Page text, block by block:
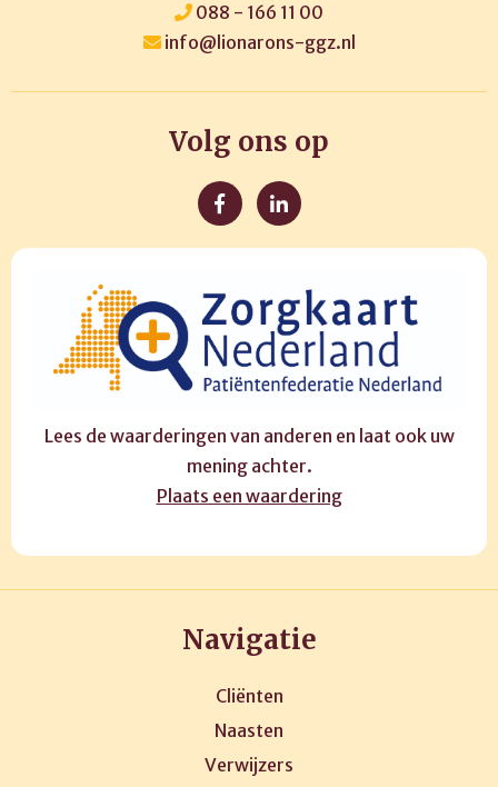
088 - 166 11 00
info@lionarons-ggz.nl
Volg ons op
Lees de waarderingen van anderen en laat ook uw
mening achter.
Plaats een waardering
Navigatie
Cliënten
Naasten
Verwijzers